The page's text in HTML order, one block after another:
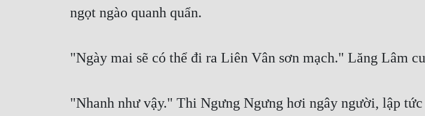
ngọt ngào quanh quẩn.
"Ngày mai sẽ có thể đi ra Liên Vân sơn mạch." Lăng Lâm
"Nhanh như vậy." Thi Ngưng Ngưng hơi ngây người, lập